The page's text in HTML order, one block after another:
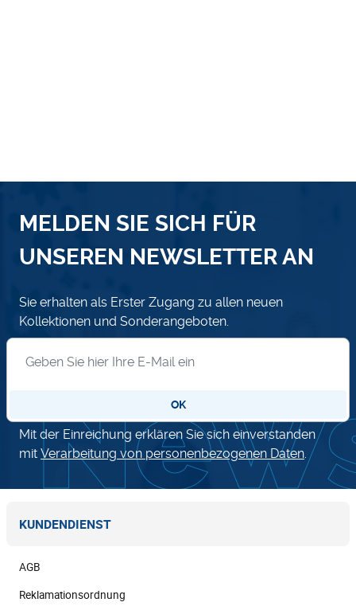
MELDEN SIE SICH FÜR
UNSEREN NEWSLETTER AN
Sie erhalten als Erster Zugang zu allen neuen
Kollektionen und Sonderangeboten.
OK
Mit der Einreichung erklären Sie sich einverstanden
mit Verarbeitung von personenbezogenen Daten.
KUNDENDIENST
AGB
Reklamationsordnung